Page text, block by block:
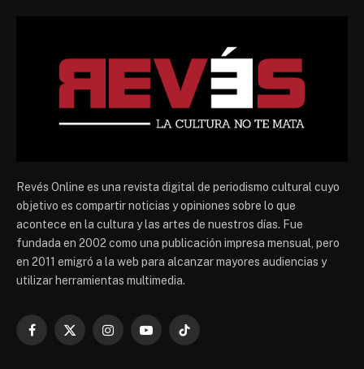
Revés Online es una revista digital de periodismo cultural cuyo
objetivo es compartir noticias y opiniones sobre lo que
acontece en la cultura y las artes de nuestros días. Fue
fundada en 2002 como una publicación impresa mensual, pero
en 2011 emigró a la web para alcanzar mayores audiencias y
utilizar herramientas multimedia.
Facebook
X
InstagramYouTubeTikTok